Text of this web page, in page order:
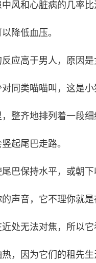
风和心脏病的几率比
降低血压。
应高于男人，原因
同类喵喵叫，这是小
整齐地排列着一段细
起尾巴走路。
巴保持水平，或朝下
声音，它不理你就是
处无法对焦，所以
，因为它们的租先生